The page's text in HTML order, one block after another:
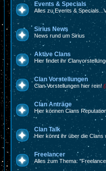
Events & Specials
Alles zu Events &
Sirius News
News rund um Sirius
Aktive Clans
Hier findet ihr
Clan Vorstellungen
Clan Vorstellungen hier rein!
Clan Anträge
Hier können Clans
Clan Talk
Hier könnt ihr über die Clans
Freelancer
Alles zum Thema: